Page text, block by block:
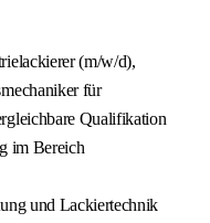
(m/w/d),
für
Qualifikation
im Bereich
und Lackiertechnik